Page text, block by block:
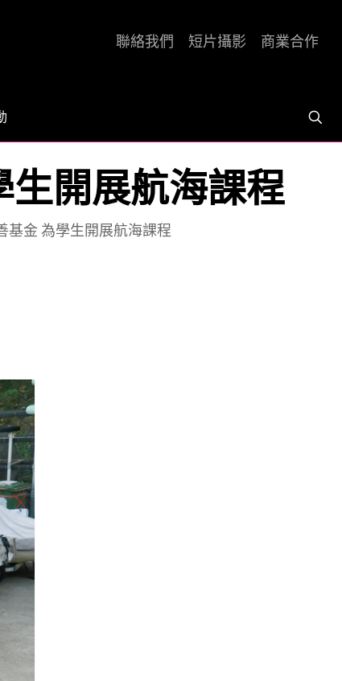
聯絡我們 短片攝影 商業合作
生開展航海課程
基金 為學生開展航海課程